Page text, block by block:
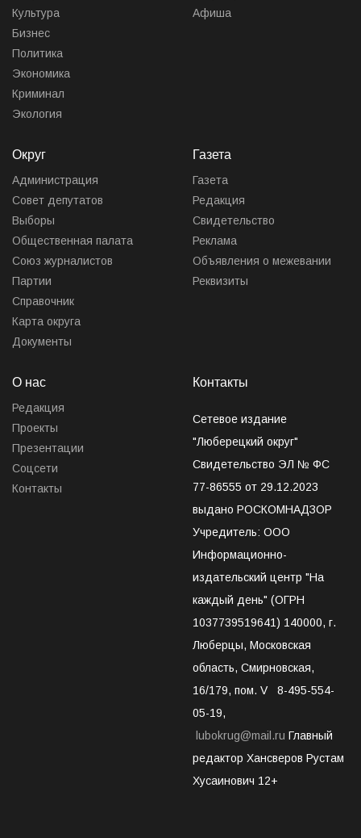
Культура
Бизнес
Политика
Экономика
Криминал
Экология
Афиша
Округ
Администрация
Совет депутатов
Выборы
Общественная палата
Союз журналистов
Партии
Справочник
Карта округа
Документы
Газета
Газета
Редакция
Свидетельство
Реклама
Объявления о межевании
Реквизиты
О нас
Редакция
Проекты
Презентации
Соцсети
Контакты
Контакты
Сетевое издание
"Люберецкий округ"
Свидетельство ЭЛ № ФС
77-86555 от 29.12.2023
выдано РОСКОМНАДЗОР
Учредитель: ООО
Информационно-
издательский центр "На
каждый день" (ОГРН
1037739519641) 140000, г.
Люберцы, Московская
область, Смирновская,
16/179, пом. V 8-495-554-
05-19,
lubokrug@mail.ru Главный
редактор Хансверов Рустам
Хусаинович 12+